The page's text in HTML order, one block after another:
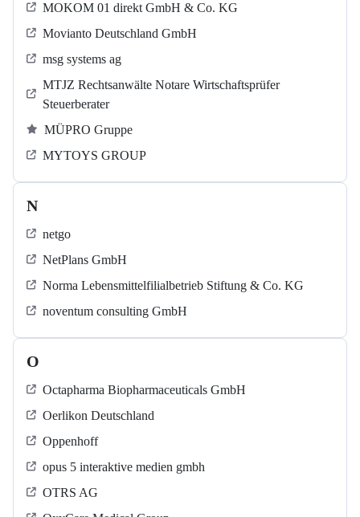
MOKOM 01 direkt GmbH & Co. KG
Movianto Deutschland GmbH
msg systems ag
MTJZ Rechtsanwälte Notare Wirtschaftsprüfer
Steuerberater
MÜPRO Gruppe
MYTOYS GROUP
N
netgo
NetPlans GmbH
Norma Lebensmittelfilialbetrieb Stiftung & Co. KG
noventum consulting GmbH
O
Octapharma Biopharmaceuticals GmbH
Oerlikon Deutschland
Oppenhoff
opus 5 interaktive medien gmbh
OTRS AG